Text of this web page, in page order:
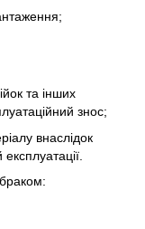
та інших
знос;
внаслідок